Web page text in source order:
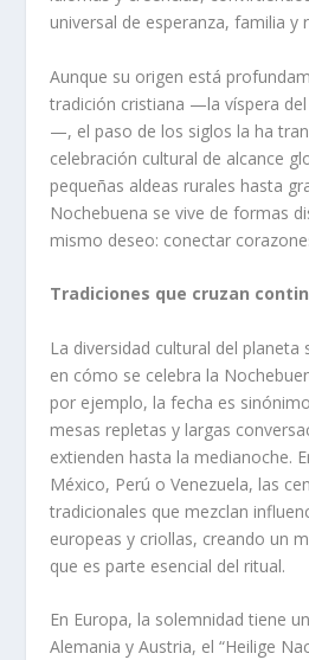
universal de esperanza, familia y
Aunque su origen está
tradición cristiana —la víspera del
—, el paso de los siglos la ha
celebración cultural de alcance
pequeñas aldeas rurales hasta
Nochebuena se vive de formas
mismo deseo: conectar
Tradiciones que cruzan
La diversidad cultural del
en cómo se celebra la
por ejemplo, la fecha es
mesas repletas y largas
extienden hasta la medianoche.
México, Perú o Venezuela, las
tradicionales que mezclan
europeas y criollas, creando un
que es parte esencial del ritual.
En Europa, la solemnidad tiene
Alemania y Austria, el “Heilige